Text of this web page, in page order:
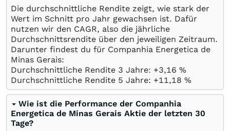
Die durchschnittliche Rendite zeigt, wie stark der
Wert im Schnitt pro Jahr gewachsen ist. Dafür
nutzen wir den CAGR, also die jährliche
Durchschnittsrendite über den jeweiligen Zeitraum.
Darunter findest du für Companhia Energetica de
Minas Gerais:
Durchschnittliche Rendite 3 Jahre: +3,16 %
Durchschnittliche Rendite 5 Jahre: +11,18 %
Wie ist die Performance der Companhia
Energetica de Minas Gerais Aktie der letzten 30
Tage?